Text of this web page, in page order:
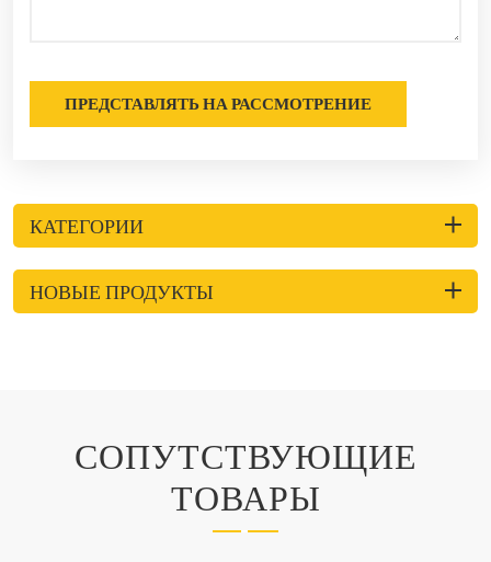
ПРЕДСТАВЛЯТЬ НА РАССМОТРЕНИЕ
КАТЕГОРИИ
НОВЫЕ ПРОДУКТЫ
СОПУТСТВУЮЩИЕ
ТОВАРЫ